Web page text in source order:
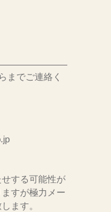
までご連絡く
する可能性が
すが極力メー
ます。